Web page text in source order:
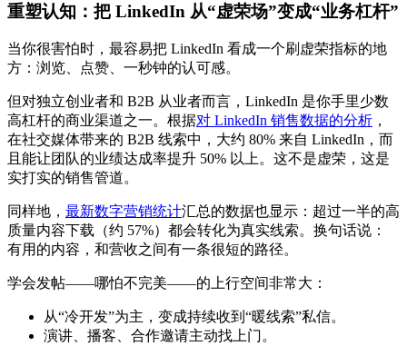
重塑认知：把 LinkedIn 从“虚荣场”变成“业务杠杆”
当你很害怕时，最容易把 LinkedIn 看成一个刷虚荣指标的地
方：浏览、点赞、一秒钟的认可感。
但对独立创业者和 B2B 从业者而言，LinkedIn 是你手里少数
高杠杆的商业渠道之一。根据对 LinkedIn 销售数据的分析 ，
在社交媒体带来的 B2B 线索中，大约 80% 来自 LinkedIn，而
且能让团队的业绩达成率提升 50% 以上。这不是虚荣，这是
实打实的销售管道。
同样地， 最新数字营销统计汇总的数据也显示：超过一半的高
质量内容下载（约 57%）都会转化为真实线索。换句话说：
有用的内容，和营收之间有一条很短的路径。
学会发帖——哪怕不完美——的上行空间非常大：
从“冷开发”为主，变成持续收到“暖线索”私信。
演讲、播客、合作邀请主动找上门。